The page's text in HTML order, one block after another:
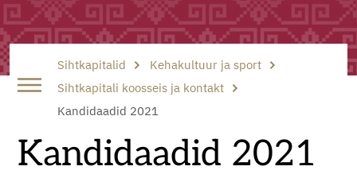
Sihtkapitalid
Kehakultuur ja sport
Sihtkapitali koosseis ja kontakt
Kandidaadid 2021
Kandidaadid 2021